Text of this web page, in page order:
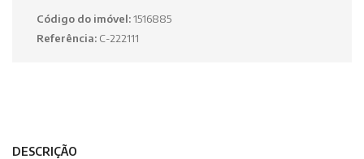
Código do imóvel:1516885
Referência: C-222111
DESCRIÇÃO